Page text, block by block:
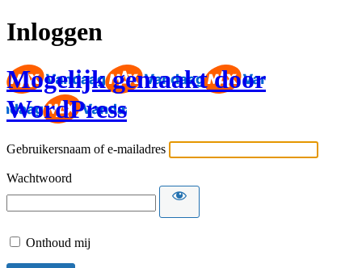
Inloggen
Mogelijk gemaakt door
WordPress
Gebruikersnaam of e-mailadres
Wachtwoord
Onthoud mij